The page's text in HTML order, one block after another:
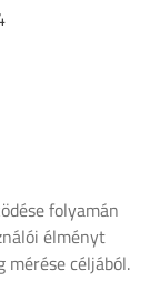
folyamán
élményt
céljából.